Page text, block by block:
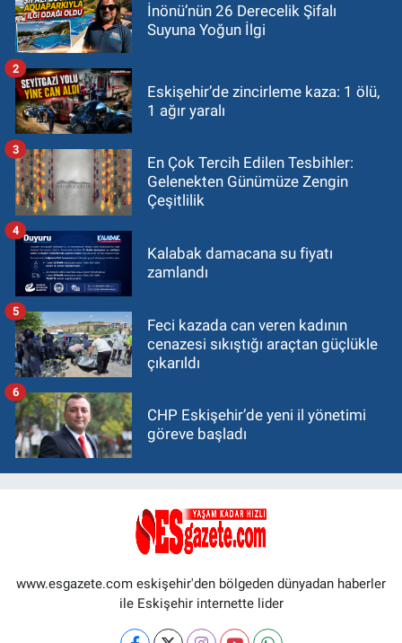
İnönü’nün 26 Derecelik Şifalı
Suyuna Yoğun İlgi
Eskişehir’de zincirleme kaza: 1 ölü,
1 ağır yaralı
2
En Çok Tercih Edilen Tesbihler:
Gelenekten Günümüze Zengin
Çeşitlilik
3
Kalabak damacana su fiyatı
zamlandı
4
Feci kazada can veren kadının
cenazesi sıkıştığı araçtan güçlükle
çıkarıldı
5
CHP Eskişehir’de yeni il yönetimi
göreve başladı
6
www.esgazete.com eskişehir'den bölgeden dünyadan haberler
ile Eskişehir internette lider